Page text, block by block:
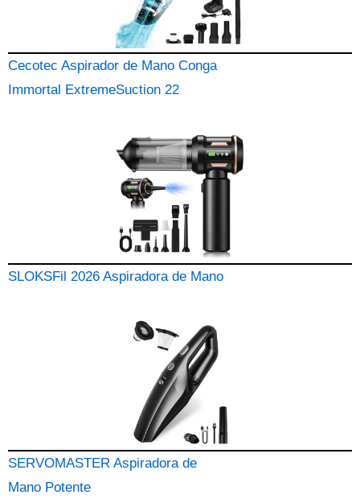
Cecotec Aspirador de Mano Conga
Immortal ExtremeSuction 22
SLOKSFil 2026 Aspiradora de Mano
SERVOMASTER Aspiradora de
Mano Potente